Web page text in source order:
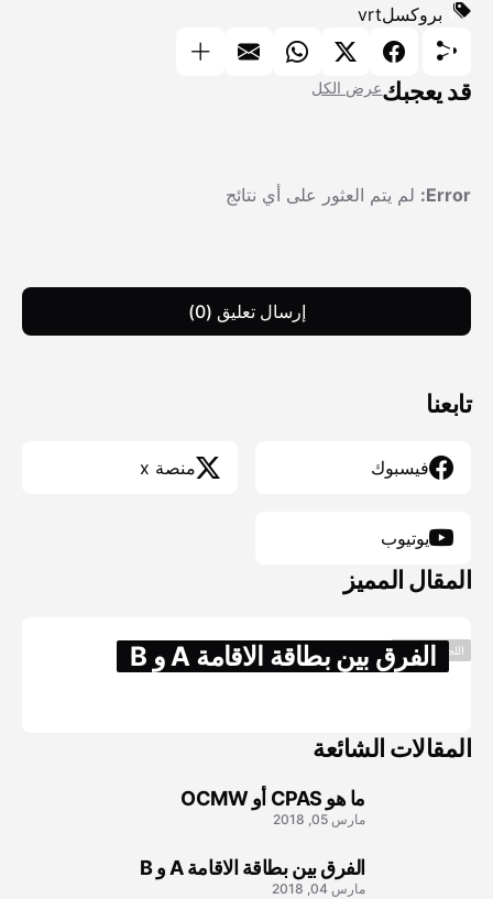
بروكسلvrt
قد يعجبكعرض الكل
Error: لم يتم العثور على أي نتائج
إرسال تعليق (0)
تابعنا
فيسبوك منصة x
يوتيوب
المقال المميز
اللجوء والهجرهالفرق بين بطاقة الاقامة A و B
المقالات الشائعة
ما هو CPAS أو OCMW
مارس 05, 2018
الفرق بين بطاقة الاقامة A و B
مارس 04, 2018